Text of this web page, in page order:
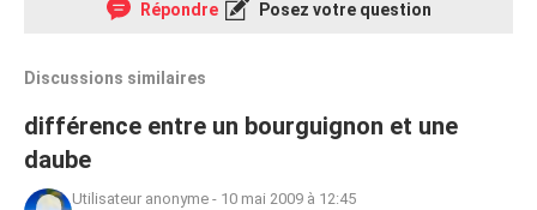
Répondre Posez votre question
Discussions similaires
différence entre un bourguignon et une
daube
Utilisateur anonyme - 10 mai 2009 à 12:45